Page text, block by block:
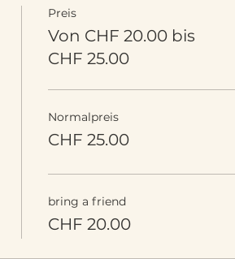
Preis
Von CHF 20.00 bis
CHF 25.00
Normalpreis
CHF 25.00
bring a friend
CHF 20.00